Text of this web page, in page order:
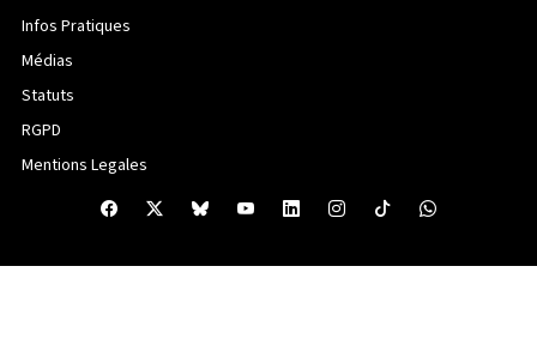
Infos Pratiques
Médias
Statuts
RGPD
Mentions Legales